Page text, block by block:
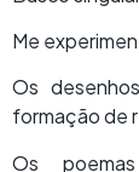
Me
Os
formação de
Os